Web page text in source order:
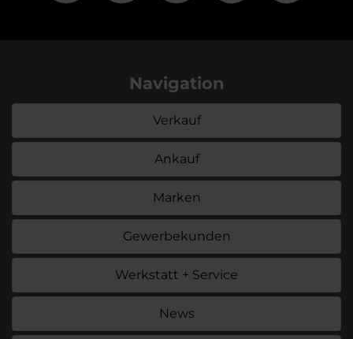
Navigation
Verkauf
Ankauf
Marken
Gewerbekunden
Werkstatt + Service
News